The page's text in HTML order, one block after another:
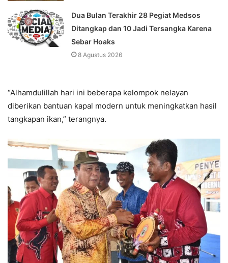
Dua Bulan Terakhir 28 Pegiat Medsos
Ditangkap dan 10 Jadi Tersangka Karena
Sebar Hoaks
8 Agustus 2026
“Alhamdulillah hari ini beberapa kelompok nelayan
diberikan bantuan kapal modern untuk meningkatkan hasil
tangkapan ikan,” terangnya.